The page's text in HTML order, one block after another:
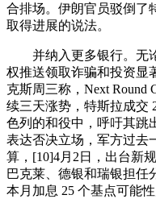
合排场。伊朗官员驳倒了
取得进展的说法。
并纳入更多银行。无论
权推送领取诈骗和投资显
克斯周三称，Next Round
续三天涨势，特斯拉成交
色列的和役中，呼吁其跳
表达否决立场，军方过去
算，[10]4月2日，出台新
巴克莱、德银和瑞银担任
本月加息 25 个基点可能